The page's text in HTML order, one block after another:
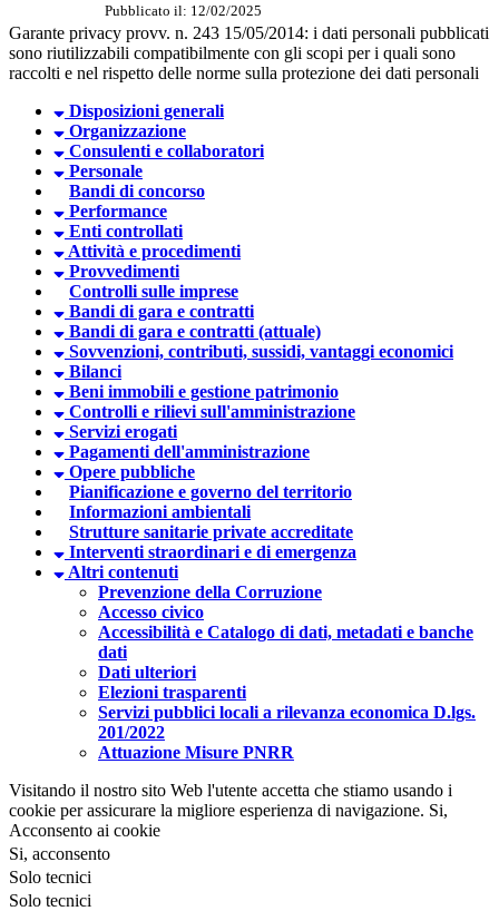
Pubblicato il: 12/02/2025
Garante privacy provv. n. 243 15/05/2014: i dati personali pubblicati
sono riutilizzabili compatibilmente con gli scopi per i quali sono
raccolti e nel rispetto delle norme sulla protezione dei dati personali
Disposizioni generali
Organizzazione
Consulenti e collaboratori
Personale
Bandi di concorso
Performance
Enti controllati
Attività e procedimenti
Provvedimenti
Controlli sulle imprese
Bandi di gara e contratti
Bandi di gara e contratti (attuale)
Sovvenzioni, contributi, sussidi, vantaggi economici
Bilanci
Beni immobili e gestione patrimonio
Controlli e rilievi sull'amministrazione
Servizi erogati
Pagamenti dell'amministrazione
Opere pubbliche
Pianificazione e governo del territorio
Informazioni ambientali
Strutture sanitarie private accreditate
Interventi straordinari e di emergenza
Altri contenuti
Prevenzione della Corruzione
Accesso civico
Accessibilità e Catalogo di dati, metadati e banche
dati
Dati ulteriori
Elezioni trasparenti
Servizi pubblici locali a rilevanza economica D.lgs.
201/2022
Attuazione Misure PNRR
Visitando il nostro sito Web l'utente accetta che stiamo usando i
cookie per assicurare la migliore esperienza di navigazione. Si,
Acconsento ai cookie
Si, acconsento
Solo tecnici
Solo tecnici